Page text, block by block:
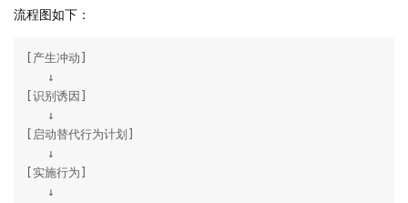
流程图如下：
[产生冲动]
   ↓
[识别诱因]
   ↓
[启动替代行为计划]
   ↓
[实施行为]
   ↓